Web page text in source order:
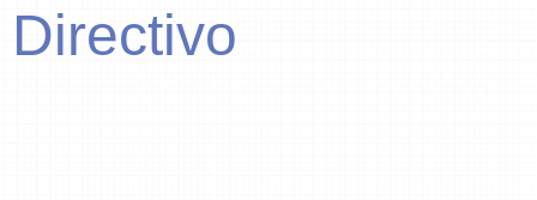
Directivo